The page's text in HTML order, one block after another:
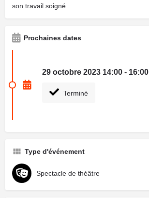
son travail soigné.
Prochaines dates
29 octobre 2023 14:00 - 16:00
Terminé
Type d'événement
Spectacle de théâtre